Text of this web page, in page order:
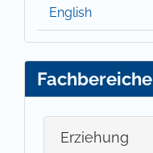
English
Fachbereiche
Erziehung